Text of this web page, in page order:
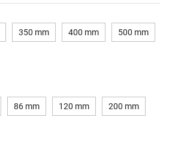
350 mm 400 mm 500 mm
86 mm 120 mm 200 mm